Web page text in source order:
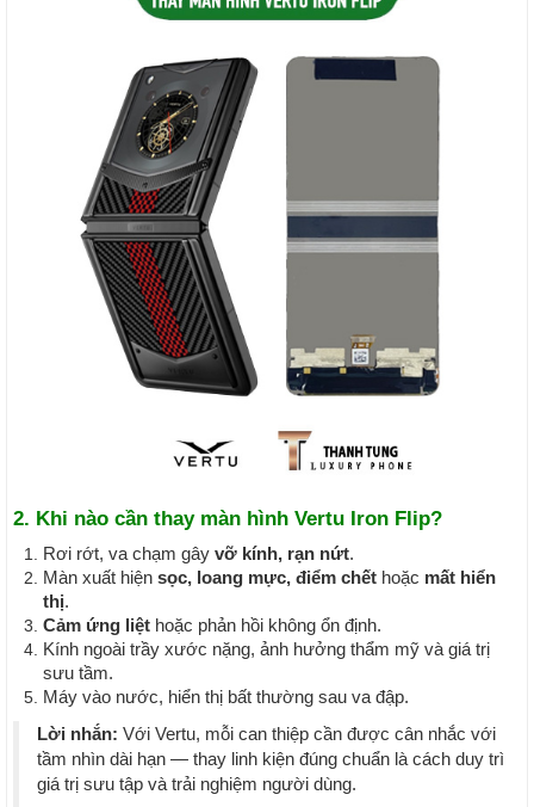
2. Khi nào cần thay màn hình Vertu Iron Flip?
Rơi rớt, va chạm gây vỡ kính, rạn nứt.
Màn xuất hiện sọc, loang mực, điểm chết hoặc mất hiển
thị.
Cảm ứng liệt hoặc phản hồi không ổn định.
Kính ngoài trầy xước nặng, ảnh hưởng thẩm mỹ và giá trị
sưu tầm.
Máy vào nước, hiển thị bất thường sau va đập.
Lời nhắn: Với Vertu, mỗi can thiệp cần được cân nhắc với
tầm nhìn dài hạn — thay linh kiện đúng chuẩn là cách duy trì
giá trị sưu tập và trải nghiệm người dùng.